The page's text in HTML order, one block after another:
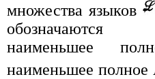
множества языков
обозначаются
наименьшее
наименьшее